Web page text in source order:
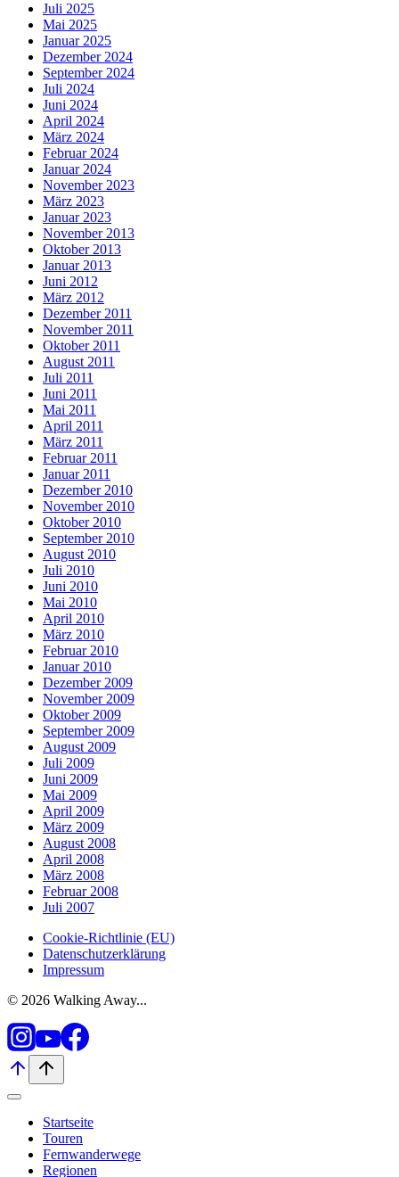
Juli 2025
Mai 2025
Januar 2025
Dezember 2024
September 2024
Juli 2024
Juni 2024
April 2024
März 2024
Februar 2024
Januar 2024
November 2023
März 2023
Januar 2023
November 2013
Oktober 2013
Januar 2013
Juni 2012
März 2012
Dezember 2011
November 2011
Oktober 2011
August 2011
Juli 2011
Juni 2011
Mai 2011
April 2011
März 2011
Februar 2011
Januar 2011
Dezember 2010
November 2010
Oktober 2010
September 2010
August 2010
Juli 2010
Juni 2010
Mai 2010
April 2010
März 2010
Februar 2010
Januar 2010
Dezember 2009
November 2009
Oktober 2009
September 2009
August 2009
Juli 2009
Juni 2009
Mai 2009
April 2009
März 2009
August 2008
April 2008
März 2008
Februar 2008
Juli 2007
Cookie-Richtlinie (EU)
Datenschutzerklärung
Impressum
© 2026 Walking Away...
Startseite
Touren
Fernwanderwege
Regionen